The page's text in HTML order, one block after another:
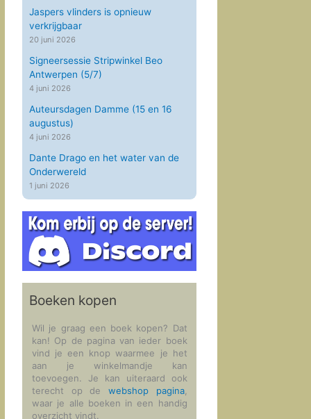
Jaspers vlinders is opnieuw
verkrijgbaar
20 juni 2026
Signeersessie Stripwinkel Beo
Antwerpen (5/7)
4 juni 2026
Auteursdagen Damme (15 en 16
augustus)
4 juni 2026
Dante Drago en het water van de
Onderwereld
1 juni 2026
Boeken kopen
Wil je graag een boek kopen? Dat
kan! Op de pagina van ieder boek
vind je een knop waarmee je het
aan je winkelmandje kan
toevoegen. Je kan uiteraard ook
terecht op dewebshop pagina,
waar je alle boeken in een handig
overzicht vindt.